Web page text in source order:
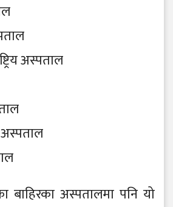
अस्पताल
बाहिरका अस्पतालमा पनि यो